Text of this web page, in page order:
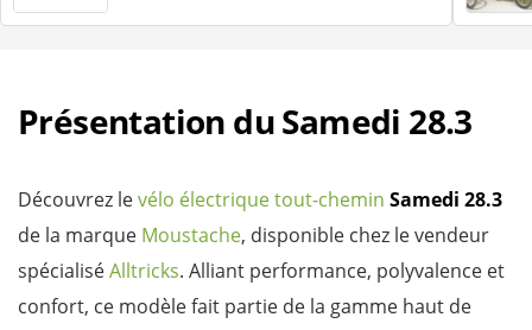
Présentation du Samedi 28.3
Découvrez levélo électrique tout-chemin Samedi 28.3
de la marque Moustache, disponible chez le vendeur
spécialiséAlltricks. Alliant performance, polyvalence et
confort, ce modèle fait partie de la gamme haut de